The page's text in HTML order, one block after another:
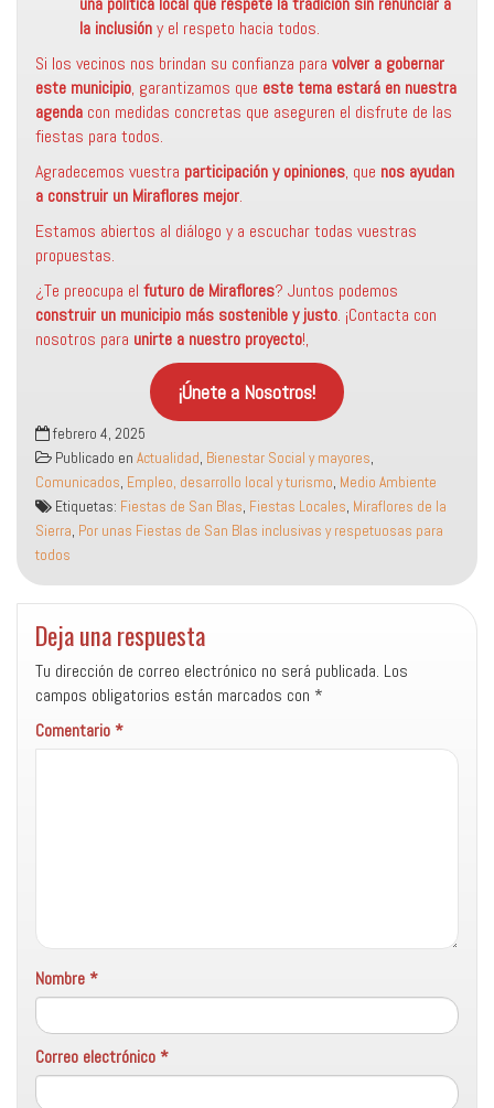
la inclusióny el respeto hacia todos.
Si los vecinos nos brindan su confianza para volver a gobernar
este municipio, garantizamos que este tema estará en nuestra
agenda con medidas concretas que aseguren el disfrute de las
fiestas para todos.
Agradecemos vuestra participación y opiniones, que nos ayudan
a construir un Miraflores mejor.
Estamos abiertos al diálogo y a escuchar todas vuestras
propuestas.
¿Te preocupa el futuro de Miraflores? Juntos podemos
construir un municipio más sostenibley justo. ¡Contacta con
nosotros para unirte a nuestro proyecto!,
¡Únete a Nosotros!
febrero 4, 2025
Publicado en Actualidad, Bienestar Social y mayores,
Comunicados, Empleo, desarrollo local y turismo, Medio Ambiente
Etiquetas: Fiestas de San Blas, Fiestas Locales, Miraflores de la
Sierra, Por unas Fiestas de San Blas inclusivas y respetuosas para
todos
Deja una respuesta
Tu dirección de correo electrónico no será publicada. Los
campos obligatorios están marcados con *
Comentario*
Nombre *
Correo electrónico *